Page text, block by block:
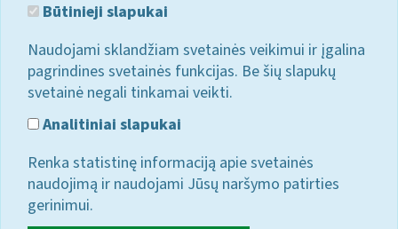
Būtinieji slapukai
Naudojami sklandžiam svetainės veikimui ir įgalina
pagrindines svetainės funkcijas. Be šių slapukų
svetainė negali tinkamai veikti.
Analitiniai slapukai
Renka statistinę informaciją apie svetainės
naudojimą ir naudojami Jūsų naršymo patirties
gerinimui.